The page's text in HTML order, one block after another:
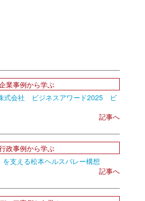
業事例から学ぶ
式会社 ビジネスアワード2025 ビ
記事へ
政事例から学ぶ
を支える松本ヘルスバレー構想
記事へ